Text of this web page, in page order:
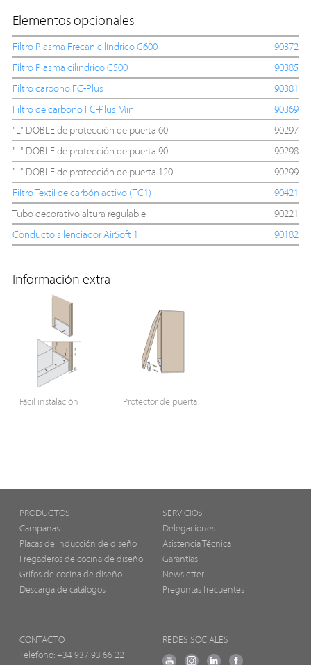
Elementos opcionales
Filtro Plasma Frecan cilíndrico C600
90372
Filtro Plasma cilíndrico C500
90385
Filtro carbono FC-Plus
90381
Filtro de carbono FC-Plus Mini
90369
"L" DOBLE de protección de puerta 60
90297
"L" DOBLE de protección de puerta 90
90298
"L" DOBLE de protección de puerta 120
90299
Filtro Textil de carbón activo (TC1)
90421
Tubo decorativo altura regulable
90221
Conducto silenciador AirSoft 1
90182
Información extra
Fácil instalación Protector de puerta
PRODUCTOS
Campanas
Placas de inducción de diseño
Fregaderos de cocina de diseño
Grifos de cocina de diseño
Descarga de catálogos
SERVICIOS
Delegaciones
Asistencia Técnica
Garantías
Newsletter
Preguntas frecuentes
CONTACTO
Teléfono: +34 937 93 66 22
REDES SOCIALES